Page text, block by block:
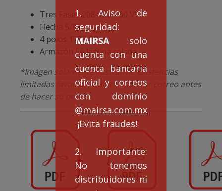
1. Aviso de
seguridad:
MAIRSAsolo
cuenta con una
cuenta bancaria
oficial y correos
con dominio
@mairsa.com.mx
¡Evita fraudes!
2. Importante:
No tenemos
distribuidores ni
Tres Fases 208-230/460 V.
Flecha 5/8″
4 polos 1750 RPM
Armazón 56 lámina rolada
*Imágen solamente ilustrativa. Existencias
limitadas favor de llamar o mandar correo antes
de hacer su pedido.